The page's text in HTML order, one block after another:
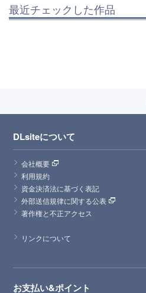
最近チェックした作品
DLsiteについて
会社概要
利用規約
資金決済法に基づく表記
外部送信規律に関する公表
著作権と不正アクセス
リンクについて
お支払い&ポイント